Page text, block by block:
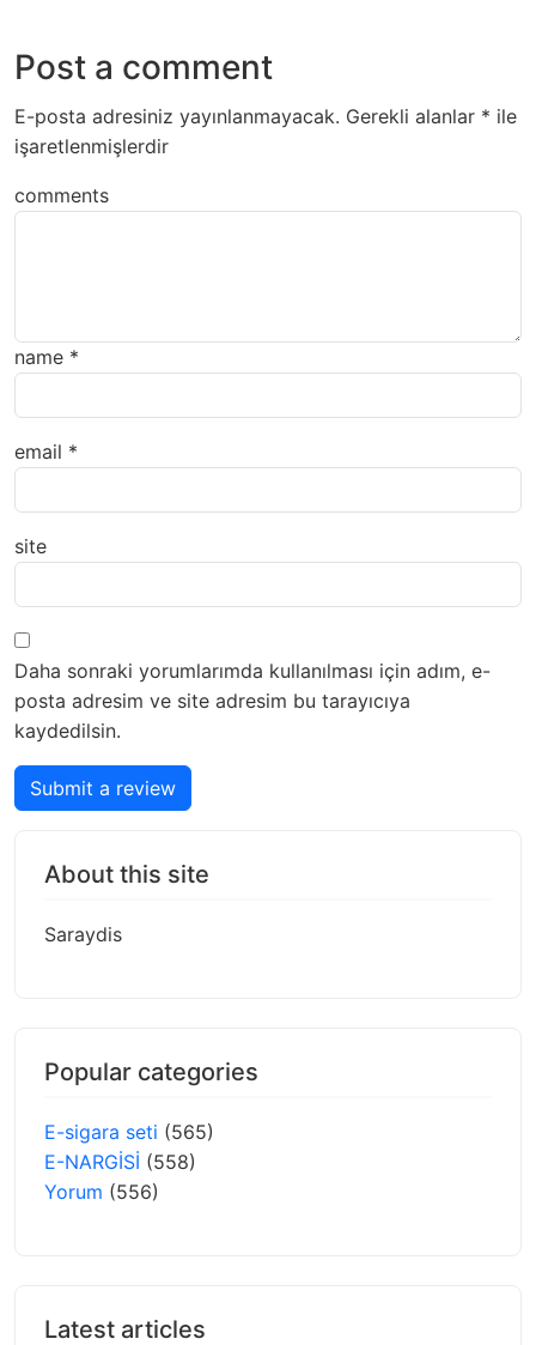
Post a comment
E-posta adresiniz yayınlanmayacak. Gerekli alanlar * ile
işaretlenmişlerdir
comments
name *
email *
site
Daha sonraki yorumlarımda kullanılması için adım, e-
posta adresim ve site adresim bu tarayıcıya
kaydedilsin.
Submit a review
About this site
Saraydis
Popular categories
E-sigara seti (565)
E-NARGİSİ (558)
Yorum (556)
Latest articles